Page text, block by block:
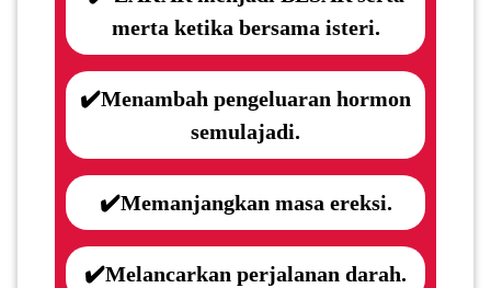
merta ketika bersama isteri.
✔️Menambah pengeluaran hormon
semulajadi.
✔️Memanjangkan masa ereksi.
✔️Melancarkan perjalanan darah.
KEDAH(13)
TERENGGANU(12)
SABAH(0)
SARAWAK(2)